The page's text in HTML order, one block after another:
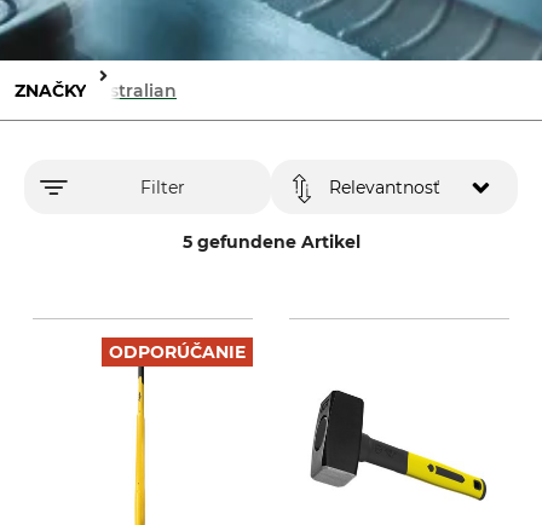
ZNAČKY Australian
Filter
5 gefundene Artikel
Relevantnosť
ODPORÚČANIE